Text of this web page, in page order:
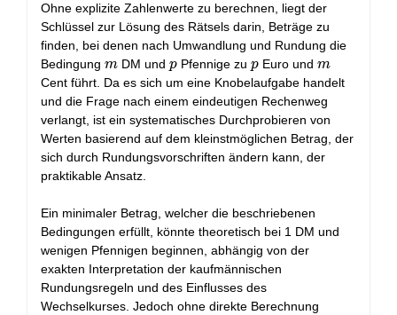
Ohne explizite Zahlenwerte zu berechnen, liegt der
Schlüssel zur Lösung des Rätsels darin, Beträge zu
finden, bei denen nach Umwandlung und Rundung die
Bedingung m
m DM und p
p Pfennige zu p
p Euro und m
m
Cent führt. Da es sich um eine Knobelaufgabe handelt
und die Frage nach einem eindeutigen Rechenweg
verlangt, ist ein systematisches Durchprobieren von
Werten basierend auf dem kleinstmöglichen Betrag, der
sich durch Rundungsvorschriften ändern kann, der
praktikable Ansatz.
Ein minimaler Betrag, welcher die beschriebenen
Bedingungen erfüllt, könnte theoretisch bei 1 DM und
wenigen Pfennigen beginnen, abhängig von der
exakten Interpretation der kaufmännischen
Rundungsregeln und des Einflusses des
Wechselkurses. Jedoch ohne direkte Berechnung